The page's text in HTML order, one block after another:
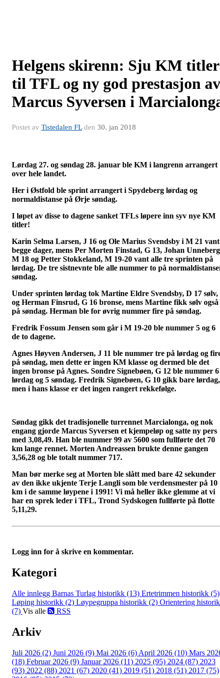
Helgens skirenn: Sju KM titler
til TFL og ny god prestasjon av
Marcus Syversen i
Postet av Tistedalen FLden 30. jan 2018
Lørdag 27. og søndag 28. januar ble KM i langrenn arrangert
over hele landet.
Her i Østfold ble sprint arrangert i Spydeberg lørdag og
normaldistanse på Ørje søndag.
I løpet av disse to dagene sanket TFLs løpere inn syv nye KM
titler!
Karin Selma Larsen, J 16 og Ole Marius Svendsby i M 21 vant
begge dager, mens Per Morten Finstad, G 13, Johan
M 18 og Petter Stokkeland, M 19-20 vant alle tre sprinten på
lørdag. De tre sistnevnte ble alle nummer to på
søndag.
Under sprinten lørdag tok Martine Eldre Svendsby, D 17 sølv,
og Herman Finsrud, G 16 bronse, mens Martine fikk sølv også
på søndag. Herman ble for øvrig nummer fire på søndag.
Fredrik Fossum Jensen som går i M 19-20 ble nummer 5 og 6
de to dagene.
Agnes Høyven Andersen, J 11 ble nummer tre på lørdag og
på søndag, men dette er ingen KM klasse og dermed ble det
ingen bronse på Agnes. Sondre Signebøen, G 12 ble nummer 6
lørdag og 5 søndag. Fredrik Signebøen, G 10 gikk bare lørdag,
men i hans klasse er det ingen rangert rekkefølge.
Søndag gikk det tradisjonelle turrennet Marcialonga, og nok
engang gjorde Marcus Syversen et kjempeløp og satte ny pers
med 3,08,49. Han ble nummer 99 av 5600 som fullførte det 70
km lange rennet. Morten Andreassen brukte denne gangen
3,56,28 og ble totalt nummer 717.
Man bør merke seg at Morten ble slått med bare 42 sekunder
av den ikke ukjente Terje Langli som ble verdensmester på 10
km i de samme løypene i 1991! Vi må heller ikke glemme at vi
har en sprek leder i TFL, Trond Sydskogen fullførte på flotte
5,11,29.
Logg inn for å skrive en kommentar.
Kategori
Alle innlegg Barnas Turlag historikk (13) Ertetrimmen historikk (5)
Løping historikk (2) Løypegruppa historikk (2) Orientering
(7) Vis alle RSS
Arkiv
Juli 2026 (2) Juni 2026 (9) Mai 2026 (6) April 2026 (10) Mars
(18) Februar 2026 (9) Januar 2026 (11) 2025 (95) 2024 (87) 2023
(93) 2022 (88) 2021 (67) 2020 (41) 2019 (51) 2018 (51) 2017 (75)